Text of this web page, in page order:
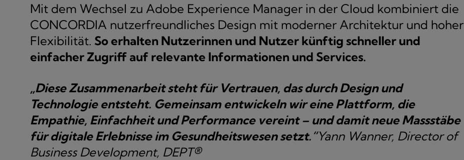
Mit dem Wechsel zu Adobe Experience Manager in der Cloud kombiniert die
CONCORDIA nutzerfreundliches Design mit moderner Architektur und hoher
Flexibilität. So erhalten Nutzerinnen und Nutzer künftig schneller und
einfacher Zugriff auf relevante Informationen und Services.
„Diese Zusammenarbeit steht für Vertrauen, das durch Design und
Technologie entsteht. Gemeinsam entwickeln wir eine Plattform, die
Empathie, Einfachheit und Performance vereint – und damit neue Massstäbe
für digitale Erlebnisse im Gesundheitswesen setzt.“Yann Wanner, Director of
Business Development, DEPT®